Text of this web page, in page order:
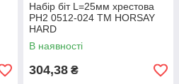
Набір біт L=25мм хрестова
PH2 0512-024 ТМ HORSAY
HARD
В наявності
304,38 ₴